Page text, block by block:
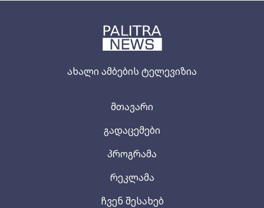
ახალი ამბების ტელევიზია
მთავარი
გადაცემები
პროგრამა
რეკლამა
ჩვენ შესახებ